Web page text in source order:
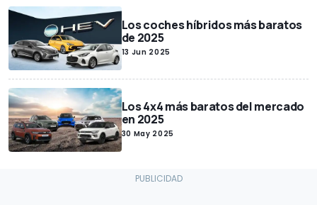
Los coches híbridos más baratos
de 2025
13 Jun 2025
Los 4x4 más baratos del mercado
en 2025
30 May 2025